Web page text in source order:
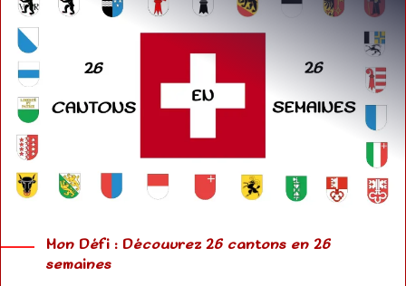
Mon Défi : Découvrez 26 cantons en 26
semaines